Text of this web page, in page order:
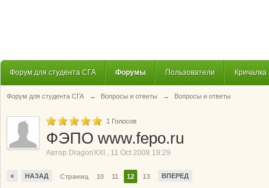
Форум для студента СГА Форумы Пользователи Кричалка
Форум для студента СГА → Вопросы и ответы → Вопросы и ответы
1 Голосов
ФЭПО www.fepo.ru
Автор DragonXXI , 11 Oct 2008 19:29
« НАЗАД Страниц 10 11 12 13 ВПЕРЕД